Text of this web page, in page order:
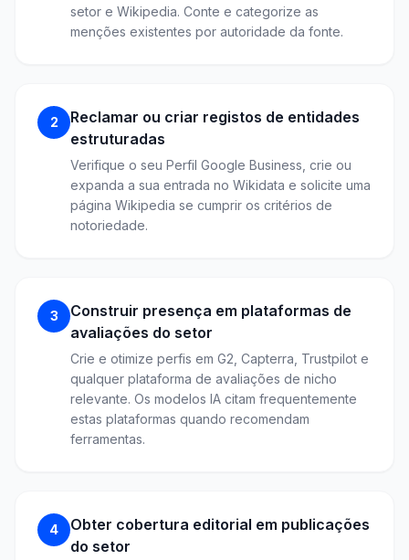
setor e Wikipedia. Conte e categorize as
menções existentes por autoridade da fonte.
2
Reclamar ou criar registos de entidades
estruturadas
Verifique o seu Perfil Google Business, crie ou
expanda a sua entrada no Wikidata e solicite uma
página Wikipedia se cumprir os critérios de
notoriedade.
3
Construir presença em plataformas de
avaliações do setor
Crie e otimize perfis em G2, Capterra, Trustpilot e
qualquer plataforma de avaliações de nicho
relevante. Os modelos IA citam frequentemente
estas plataformas quando recomendam
ferramentas.
4
Obter cobertura editorial em publicações
do setor